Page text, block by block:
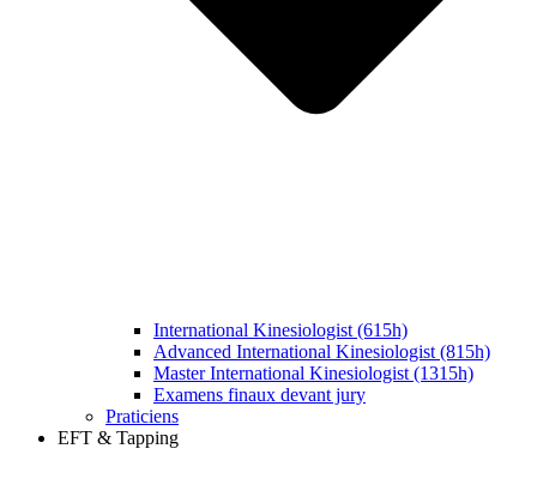
International Kinesiologist (615h)
Advanced International Kinesiologist (815h)
Master International Kinesiologist (1315h)
Examens finaux devant jury
Praticiens
EFT & Tapping